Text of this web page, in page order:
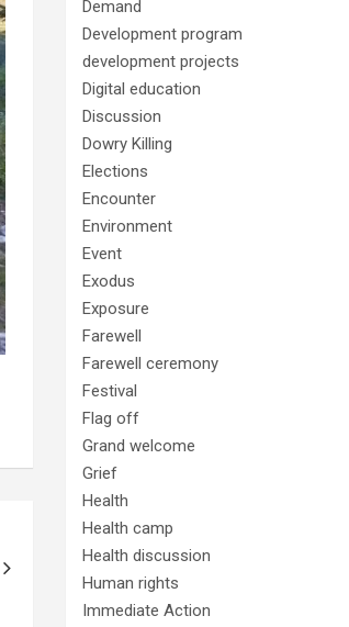
Demand
Development program
development projects
Digital education
Discussion
Dowry Killing
Elections
Encounter
Environment
Event
Exodus
Exposure
Farewell
Farewell ceremony
Festival
Flag off
Grand welcome
Grief
Health
Health camp
Health discussion
Human rights
Immediate Action